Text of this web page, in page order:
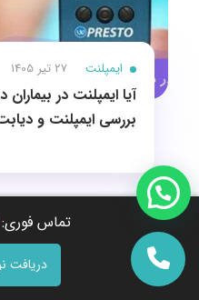
ایمپلنت 27 تیر 1405
آیا ایمپلنت در
بررسی ایمپلنت و
تماس فوری:
دریافت